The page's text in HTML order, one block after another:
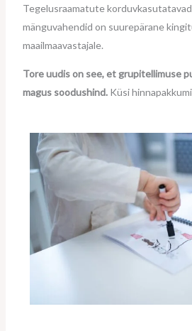
Tegelusraamatute
mänguvahendid on suurepärane
maailmaavastajale.
Tore uudis on see, et grupitellimuse
magus soodushind. Küsi